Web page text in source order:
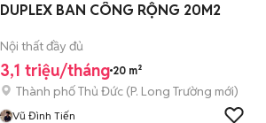
DUPLEX BAN CÔNG RỘNG 20M2
Nội thất đầy đủ
3,1 triệu/tháng 20 m²
Thành phố Thủ Đức (P. Long Trường mới)
Vũ Đình Tiến